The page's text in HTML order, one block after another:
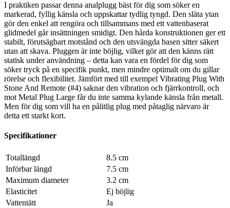
I praktiken passar denna analplugg bäst för dig som söker en
markerad, fyllig känsla och uppskattar tydlig tyngd. Den släta ytan
gör den enkel att rengöra och tillsammans med ett vattenbaserat
glidmedel går insättningen smidigt. Den hårda konstruktionen ger ett
stabilt, förutsägbart motstånd och den utsvängda basen sitter säkert
utan att skava. Pluggen är inte böjlig, vilket gör att den känns rätt
statisk under användning – detta kan vara en fördel för dig som
söker tryck på en specifik punkt, men mindre optimalt om du gillar
rörelse och flexibilitet. Jämfört med till exempel Vibrating Plug With
Stone And Remote (#4) saknar den vibration och fjärrkontroll, och
mot Metal Plug Large får du inte samma kylande känsla från metall.
Men för dig som vill ha en pålitlig plug med påtaglig närvaro är
detta ett starkt kort.
Specifikationer
Totallängd
8.5 cm
Införbar längd
7.5 cm
Maximum diameter
3.2 cm
Elasticitet
Ej böjlig
Vattentätt
Ja